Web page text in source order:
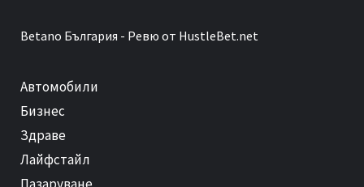
Betano България - Ревю от HustleBet.net
Автомобили
Бизнес
Здраве
Лайфстайл